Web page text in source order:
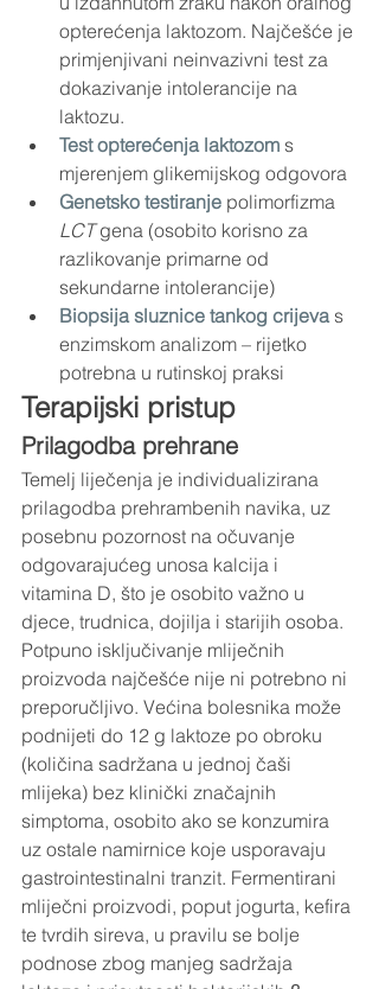
opterećenja laktozom. Najčešće je
primjenjivani neinvazivni test za
dokazivanje intolerancije na
laktozu.
Test opterećenja laktozom s
mjerenjem glikemijskog odgovora
Genetsko testiranje polimorfizma
LCT gena (osobito korisno za
razlikovanje primarne od
sekundarne intolerancije)
Biopsija sluznice tankog crijeva s
enzimskom analizom – rijetko
potrebna u rutinskoj praksi
Terapijski pristup
Prilagodba prehrane
Temelj liječenja je individualizirana
prilagodba prehrambenih navika, uz
posebnu pozornost na očuvanje
odgovarajućeg unosa kalcija i
vitamina D, što je osobito važno u
djece, trudnica, dojilja i starijih osoba.
Potpuno isključivanje mliječnih
proizvoda najčešće nije ni potrebno ni
preporučljivo. Većina bolesnika može
podnijeti do 12 g laktoze po obroku
(količina sadržana u jednoj čaši
mlijeka) bez klinički značajnih
simptoma, osobito ako se konzumira
uz ostale namirnice koje usporavaju
gastrointestinalni tranzit. Fermentirani
mliječni proizvodi, poput jogurta, kefira
te tvrdih sireva, u pravilu se bolje
podnose zbog manjeg sadržaja